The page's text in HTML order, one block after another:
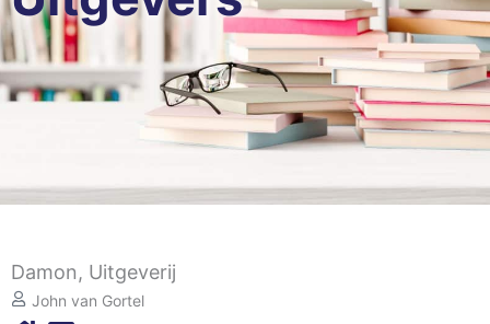
Damon, Uitgeverij
John van Gortel